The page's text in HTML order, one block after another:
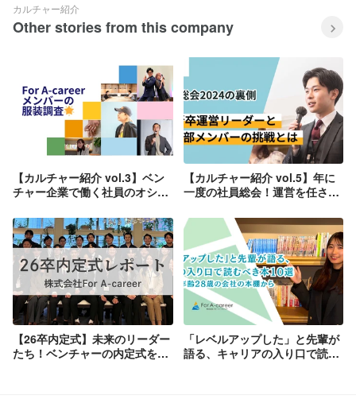
カルチャー紹介
Other stories from this company
【カルチャー紹介 vol.3】ベン
チャー企業で働く社員のオシャ
査！】
【カルチャー紹介 vol.5】年に
一度の社員総会！運営を任され
挑戦【社員総会2024の裏側】
【26卒内定式】未来のリーダー
たち！ベンチャーの内定式を大
「レベルアップした」と先輩が
語る、キャリアの入り口で読む